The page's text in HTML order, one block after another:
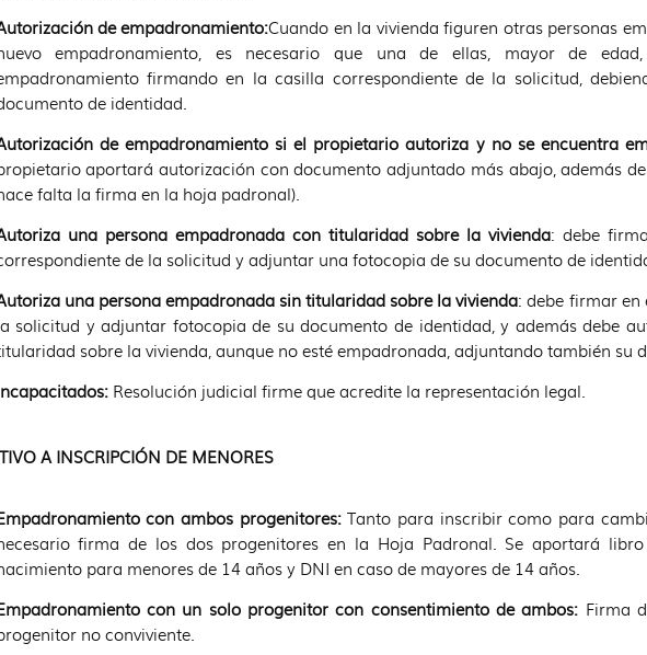
de empadronamiento:Cuando en la vivienda figuren otras personas
empadronamiento, es necesario que una de ellas, mayor de
firmando en la casilla correspondiente de la solicitud,
de identidad.
de empadronamiento si el propietario autoriza y no se encuentra
aportará autorización con documento adjuntado más abajo, además
falta la firma en la hoja padronal).
una persona empadronada con titularidad sobre la vivienda: debe
de la solicitud y adjuntar una fotocopia de su documento de
una persona empadronada sin titularidad sobre la vivienda: debe firmar en
solicitud y adjuntar fotocopia de su documento de identidad, y además debe
sobre la vivienda, aunque no esté empadronada, adjuntando también su
Resolución judicial firme que acredite la representación legal.
A INSCRIPCIÓN DE MENORES
con ambos progenitores:Tanto para inscribir como para
firma de los dos progenitores en la Hoja Padronal. Se aportará
para menores de 14 años y DNI en caso de mayores de 14 años.
con un solo progenitor con consentimiento de ambos: Firma
no conviviente.